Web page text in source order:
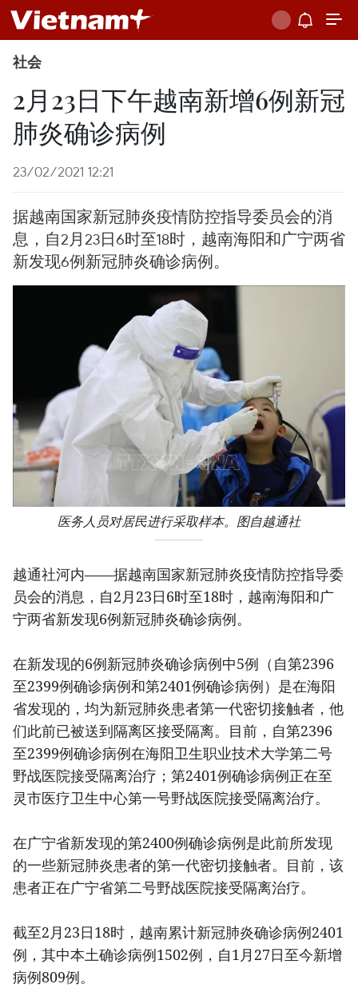
社会
2月23日下午越南新增6例新冠
肺炎确诊病例
23/02/2021 12:21
据越南国家新冠肺炎疫情防控指导委员会的消
息，自2月23日6时至18时，越南海阳和广宁两省
新发现6例新冠肺炎确诊病例。
医务人员对居民进行采取样本。图自越通社
越通社河内——据越南国家新冠肺炎疫情防控指导委
员会的消息，自2月23日6时至18时，越南海阳和广
宁两省新发现6例新冠肺炎确诊病例。
在新发现的6例新冠肺炎确诊病例中5例（自第2396
至2399例确诊病例和第2401例确诊病例）是在海阳
省发现的，均为新冠肺炎患者第一代密切接触者，他
们此前已被送到隔离区接受隔离。目前，自第2396
至2399例确诊病例在海阳卫生职业技术大学第二号
野战医院接受隔离治疗；第2401例确诊病例正在至
灵市医疗卫生中心第一号野战医院接受隔离治疗。
在广宁省新发现的第2400例确诊病例是此前所发现
的一些新冠肺炎患者的第一代密切接触者。目前，该
患者正在广宁省第二号野战医院接受隔离治疗。
截至2月23日18时，越南累计新冠肺炎确诊病例2401
例，其中本土确诊病例1502例，自1月27日至今新增
病例809例。